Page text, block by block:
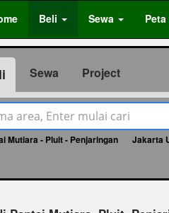
Beli Sewa Peta
Sewa Project
Mutiara - Pluit - Penjaringan Jakarta